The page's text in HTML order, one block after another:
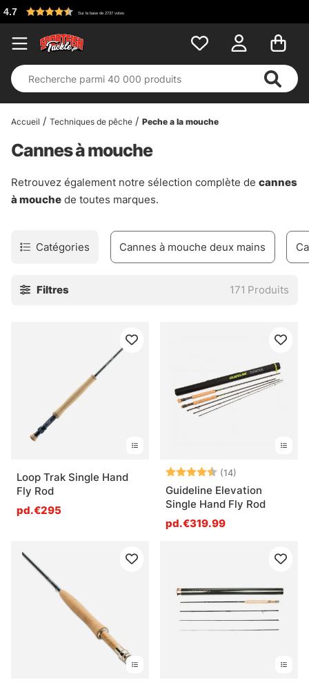
Accueil Techniques de pêche Peche a la mouche
Cannes à mouche
Retrouvez également notre sélection complète de cannes
à mouche de toutes marques.
Catégories Cannes à mouche deux mains
Filtres 171 Produits
Loop Trak Single Hand
Fly Rod
pd.€295
Note: (14)
Guideline Elevation
Single Hand Fly Rod
pd.€319.99